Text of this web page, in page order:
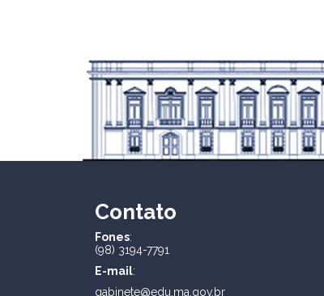
Contato
Fones:
(98) 3194-7791
E-mail:
gabinete@edu.ma.gov.br